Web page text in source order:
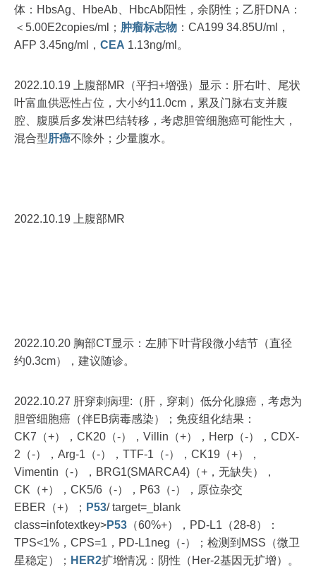
体：HbsAg、HbeAb、HbcAb阳性，余阴性；乙肝DNA：
＜5.00E2copies/ml； 肿瘤标志物 ：CA199 34.85U/ml，
AFP 3.45ng/ml， CEA 1.13ng/ml。
2022.10.19 上腹部MR（平扫+增强）显示：肝右叶、尾状
叶富血供恶性占位，大小约11.0cm，累及门脉右支并腹
腔、腹膜后多发淋巴结转移，考虑胆管细胞癌可能性大，
混合型肝癌不除外；少量腹水。
2022.10.19 上腹部MR
2022.10.20 胸部CT显示：左肺下叶背段微小结节（直径
约0.3cm），建议随诊。
2022.10.27 肝穿刺病理:（肝，穿刺）低分化腺癌，考虑为
胆管细胞癌（伴EB病毒感染）；免疫组化结果：
CK7（+），CK20（-），Villin（+），Herp（-），CDX-
2（-），Arg-1（-），TTF-1（-），CK19（+），
Vimentin（-），BRG1(SMARCA4)（+，无缺失），
CK（+），CK5/6（-），P63（-），原位杂交
EBER（+）； P53/ target=_blank
class=infotextkey>P53 （60%+），PD-L1（28-8）：
TPS<1%，CPS=1，PD-L1neg（-）；检测到MSS（微卫
星稳定）； HER2扩增情况：阴性（Her-2基因无扩增）。